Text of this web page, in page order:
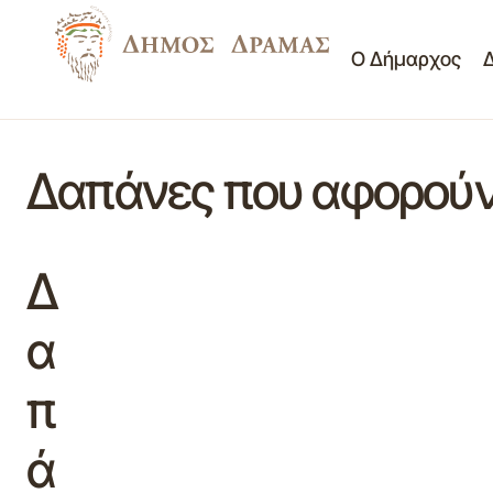
Ο Δήμαρχος
Δαπάνες που
Δ
α
π
ά